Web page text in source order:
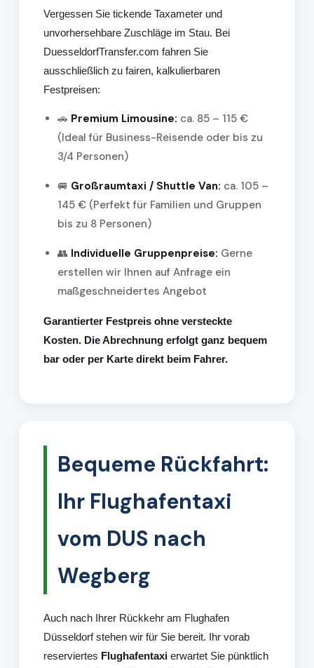
Vergessen Sie tickende Taxameter und
unvorhersehbare Zuschläge im Stau. Bei
DuesseldorfTransfer.com fahren Sie
ausschließlich zu fairen, kalkulierbaren
Festpreisen:
🚗 Premium Limousine: ca. 85 – 115 €
(Ideal für Business-Reisende oder bis zu
3/4 Personen)
🚐 Großraumtaxi / Shuttle Van: ca. 105 –
145 € (Perfekt für Familien und Gruppen
bis zu 8 Personen)
👥 Individuelle Gruppenpreise: Gerne
erstellen wir Ihnen auf Anfrage ein
maßgeschneidertes Angebot
Garantierter Festpreis ohne versteckte
Kosten. Die Abrechnung erfolgt ganz bequem
bar oder per Karte direkt beim Fahrer.
Bequeme Rückfahrt:
Ihr Flughafentaxi
vom DUS nach
Wegberg
Auch nach Ihrer Rückkehr am Flughafen
Düsseldorf stehen wir für Sie bereit. Ihr vorab
reserviertes Flughafentaxi erwartet Sie pünktlich